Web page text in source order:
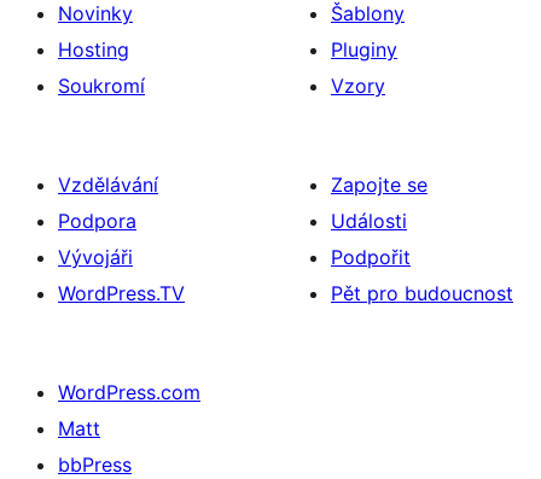
Novinky
Hosting
Soukromí
Šablony
Pluginy
Vzory
Vzdělávání
Podpora
Vývojáři
WordPress.TV
Zapojte se
Události
Podpořit
Pět pro budoucnost
WordPress.com
Matt
bbPress